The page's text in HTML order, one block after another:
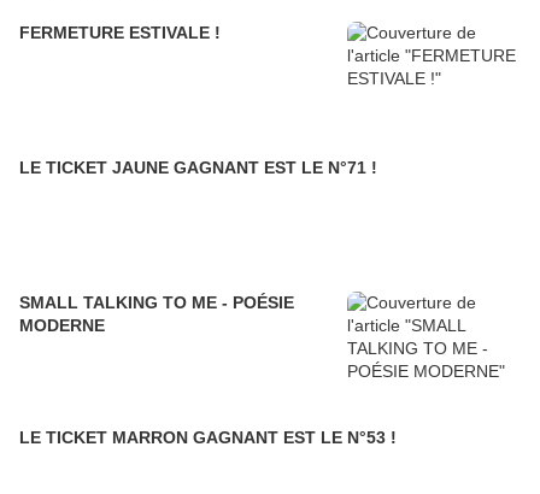
FERMETURE ESTIVALE !
LE TICKET JAUNE GAGNANT EST LE N°71 !
SMALL TALKING TO ME - POÉSIE
MODERNE
LE TICKET MARRON GAGNANT EST LE N°53 !